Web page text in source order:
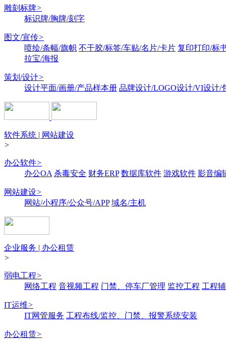
雕刻标牌>
标识牌/胸牌/刻字
图文/宣传>
喷绘/条幅/旗帜 不干胶/标签/车贴/名片/卡片 复印打印/标
拉宝/海报
策划/设计>
设计平面/画册/产品样本册 品牌设计/LOGO设计/VI设计/
软件系统 | 网站建设
>
办公软件>
办公OA 杀毒安全 财务ERP 数据库软件 游戏软件 影音编
网站建设>
网站/小程序/公众号/APP 域名/主机
企业服务 | 办公租赁
>
弱电工程>
网络工程 音视频工程 门禁、停车厂管理 监控工程 工程
IT运维>
IT网管服务 工程布线/监控、门禁、报警系统安装
办公租赁>